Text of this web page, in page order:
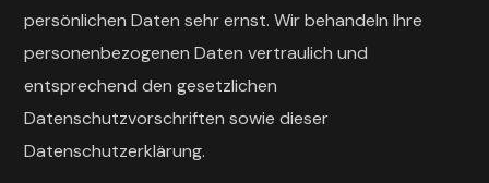
persönlichen Daten sehr ernst. Wir behandeln Ihre
personenbezogenen Daten vertraulich und
entsprechend den gesetzlichen
Datenschutzvorschriften sowie dieser
Datenschutzerklärung.